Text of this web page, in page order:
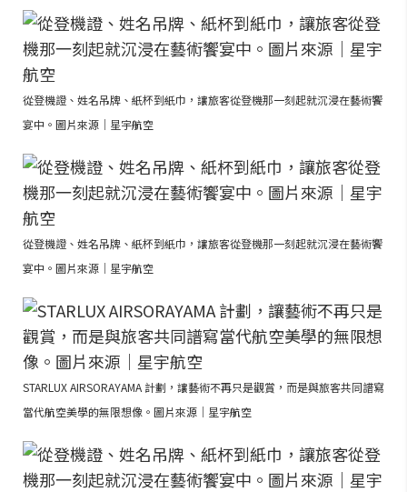
從登機證、姓名吊牌、紙杯到紙巾，讓旅客從登機那一刻起就沉浸在藝術饗
宴中。圖片來源｜星宇航空
從登機證、姓名吊牌、紙杯到紙巾，讓旅客從登機那一刻起就沉浸在藝術饗
宴中。圖片來源｜星宇航空
STARLUX AIRSORAYAMA 計劃，讓藝術不再只是觀賞，而是與旅客共同譜寫
當代航空美學的無限想像。圖片來源｜星宇航空